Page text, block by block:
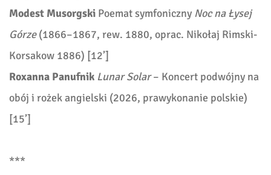
Modest Musorgski Poemat symfoniczny Noc na Łysej
Górze(1866–1867, rew. 1880, oprac. Nikołaj Rimski-
Korsakow 1886) [12’]
Roxanna Panufnik Lunar Solar– Koncert podwójny na
obój i rożek angielski (2026, prawykonanie polskie)
[15’]
***